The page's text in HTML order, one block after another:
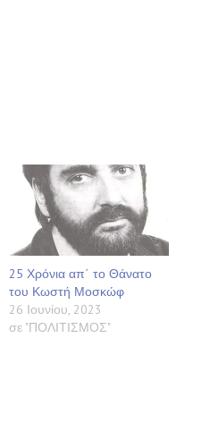
25 Χρόνια απ΄ το Θάνατο
του Κωστή Μοσκώφ
26 Ιουνίου, 2023
σε "ΠΟΛΙΤΙΣΜΟΣ"